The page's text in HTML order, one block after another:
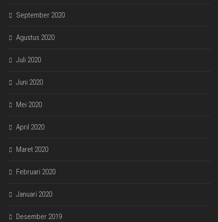
September 2020
Agustus 2020
Juli 2020
Juni 2020
Mei 2020
April 2020
Maret 2020
Februari 2020
Januari 2020
Desember 2019